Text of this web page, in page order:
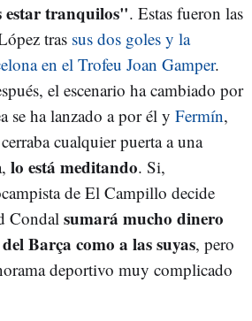
estar tranquilos". Estas fueron las
tras sus dos goles y la
en el Trofeu Joan Gamper.
el escenario ha cambiado por
se ha lanzado a por él y Fermín,
cualquier puerta a una
lo está meditando. Si,
de El Campillo decide
Condal sumará mucho dinero
Barça como a las suyas, pero
deportivo muy complicado